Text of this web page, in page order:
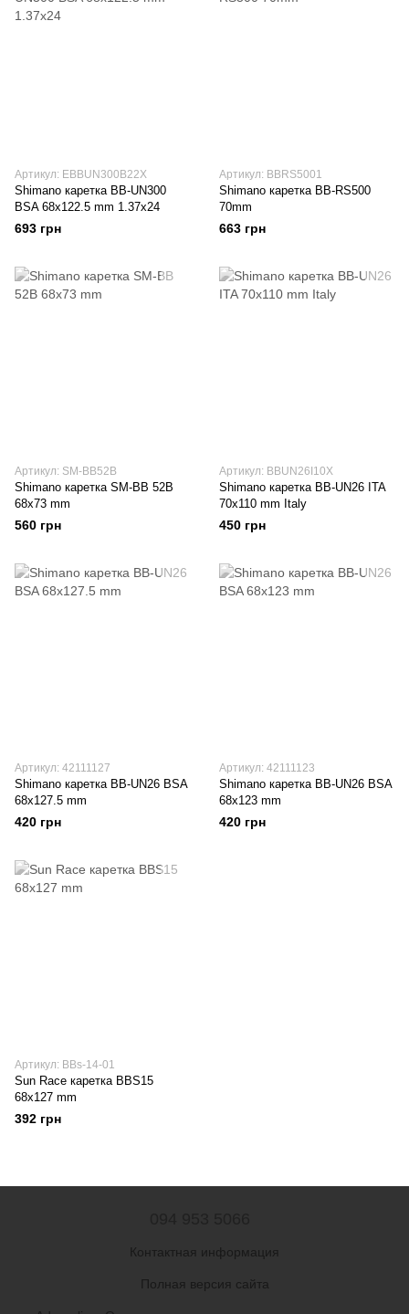
Артикул: EBBUN300B22X
Shimano каретка BB-UN300
BSA 68x122.5 mm 1.37x24
693 грн
Артикул: BBRS5001
Shimano каретка BB-RS500
70mm
663 грн
Артикул: SM-BB52B
Shimano каретка SM-BB 52B
68x73 mm
560 грн
Артикул: BBUN26I10X
Shimano каретка BB-UN26 ITA
70x110 mm Italy
450 грн
Артикул: 42111127
Shimano каретка BB-UN26 BSA
68x127.5 mm
420 грн
Артикул: 42111123
Shimano каретка BB-UN26 BSA
68x123 mm
420 грн
Артикул: BBs-14-01
Sun Race каретка BBS15
68x127 mm
392 грн
Контактная информация
Полная версия сайта